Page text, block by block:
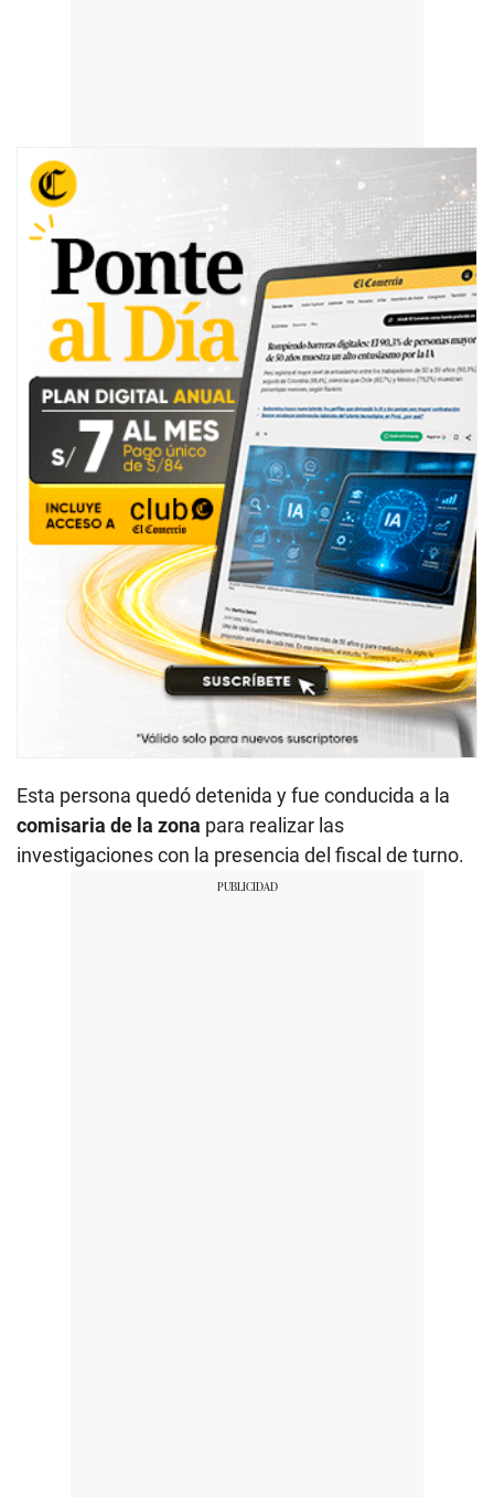
Esta persona quedó detenida y fue conducida a la
comisaria de la zona para realizar las
investigaciones con la presencia del fiscal de turno.